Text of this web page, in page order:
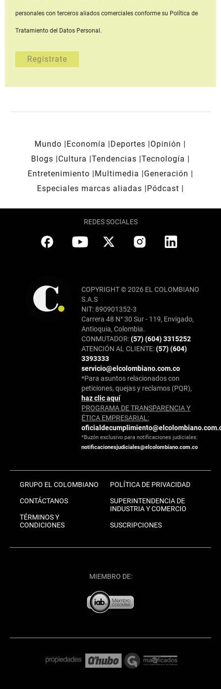
personales con terceros aliados comerciales conforme su Política de
Tratamiento del Datos Personal.
Mundo Economía Deportes
Opinión
Blogs
Cultura Tendencias Tecnología
Entretenimiento
Multimedia
Generación
Especiales marcas aliadas
Pódcast
REDES SOCIALES
COPYRIGHT © 2026 EL COLOMBIANO
S.A.S
NIT: 890901352-3
Carrera 48 N° 30 Sur - 119, Envigado,
Antioquia, Colombia.
CONMUTADOR:(57) (604) 3315252
ATENCIÓN AL CLIENTE:(57) (604)
3393333
servicio@elcolombiano.com.co
*Para asuntos relacionados con
peticiones, quejas y reclamos (PQR),
haz clic aquí
PROGRAMA DE TRANSPARENCIA Y
ÉTICA EMPRESARIAL:
*Buzón exclusivo para notificaciones judiciales:
notificacionesjudiciales@elcolombiano.com.co
GRUPO EL COLOMBIANO
CONTÁCTANOS
TÉRMINOS Y
CONDICIONES
POLÍTICA DE PRIVACIDAD
SUPERINTENDENCIA DE
INDUSTRIA Y COMERCIO
SUSCRIPCIONES
MIEMBRO DE: